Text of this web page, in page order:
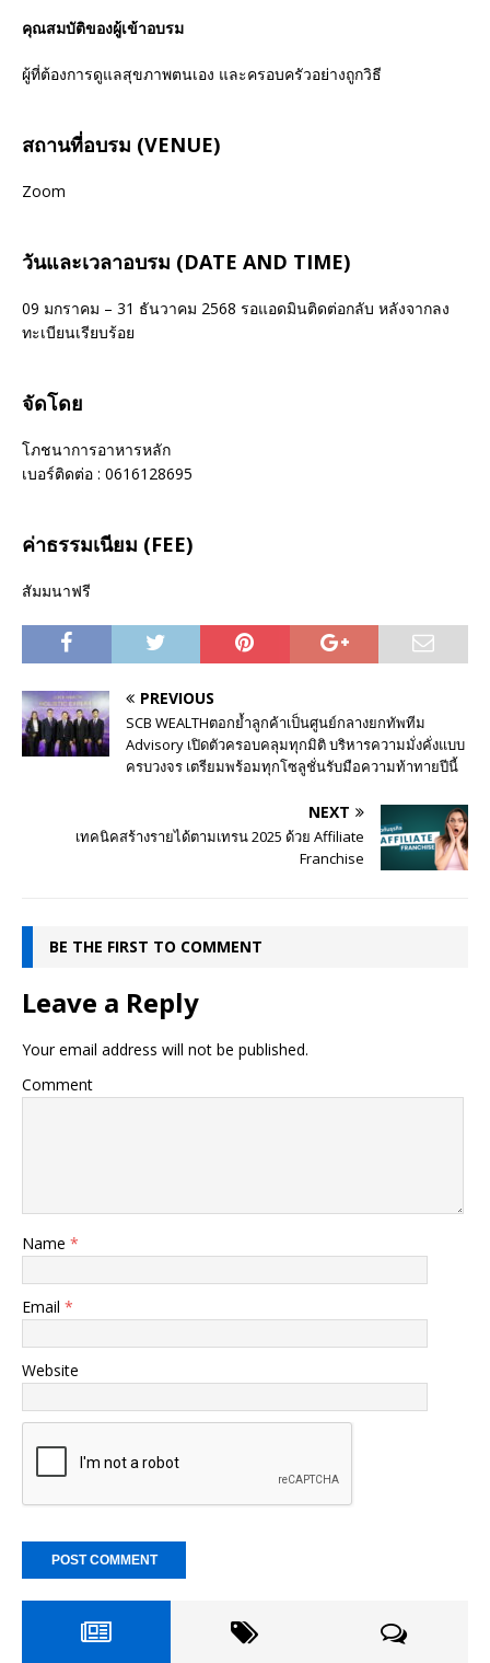
คุณสมบัติของผู้เข้าอบรม
ผู้ที่ต้องการดูแลสุขภาพตนเอง และครอบครัวอย่างถูกวิธี
สถานที่อบรม (VENUE)
Zoom
วันและเวลาอบรม (DATE AND TIME)
09 มกราคม – 31 ธันวาคม 2568 รอแอดมินติดต่อกลับ หลังจากลง
ทะเบียนเรียบร้อย
จัดโดย
โภชนาการอาหารหลัก
เบอร์ติดต่อ : 0616128695
ค่าธรรมเนียม (FEE)
สัมมนาฟรี
PREVIOUS
SCB WEALTHตอกย้ำลูกค้าเป็นศูนย์กลางยกทัพทีม
Advisory เปิดตัวครอบคลุมทุกมิติ บริหารความมั่งคั่งแบบ
ครบวงจร เตรียมพร้อมทุกโซลูชั่นรับมือความท้าทายปีนี้
NEXT
เทคนิคสร้างรายได้ตามเทรน 2025 ด้วย Affiliate
Franchise
BE THE FIRST TO COMMENT
Leave a Reply
Your email address will not be published.
Comment
Name *
Email *
Website